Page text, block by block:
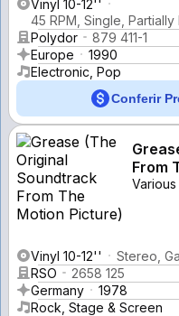
Vinyl 10-12''
45 RPM, Single,
Polydor
879 411-1
Europe
1990
Electronic, Pop
Conferir
From
Various
Vinyl 10-12''
Stereo,
RSO
2658 125
Germany
1978
Rock, Stage & Screen